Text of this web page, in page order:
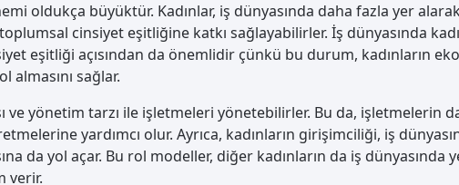
oldukça büyüktür. Kadınlar, iş dünyasında daha fazla yer
cinsiyet eşitliğine katkı sağlayabilirler. İş dünyasında
eşitliği açısından da önemlidir çünkü bu durum, kadınların
almasını sağlar.
ve yönetim tarzı ile işletmeleri yönetebilirler. Bu da, işletmelerin
yardımcı olur. Ayrıca, kadınların girişimciliği, iş
da yol açar. Bu rol modeller, diğer kadınların da iş dünyasında
verir.